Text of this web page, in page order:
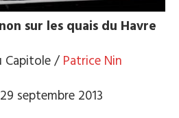
sur les quais du Havre
Capitole / Patrice Nin
septembre 2013